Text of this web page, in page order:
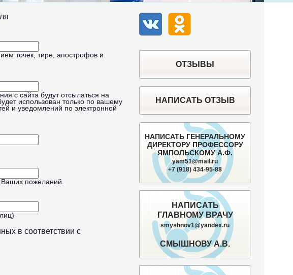
точек, тире, апострофов и
с сайта будут отсылаться на
использован только по вашему
и уведомлений по электронной
пожеланий.
в соответствии с
ВК
ОТЗЫВЫ
НАПИСАТЬ ОТЗЫВ
НАПИСАТЬ ГЕНЕРАЛЬНОМУ
ДИРЕКТОРУ ПРОФЕССОРУ
ЯМПОЛЬСКОМУ А.Ф.
yam51@mail.ru
+7 (918) 434-95-88
НАПИСАТЬ
ГЛАВНОМУ ВРАЧУ
smyshnov1@yandex.ru
СМЫШНОВУ А.В.